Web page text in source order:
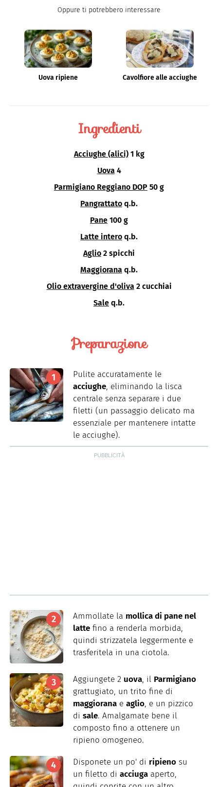
Oppure ti potrebbero interessare
Uova ripiene Cavolfiore alle acciughe
Ingredienti
Acciughe (alici) 1 kg
Uova 4
Parmigiano Reggiano DOP 50 g
Pangrattato q.b.
Pane 100 g
Latte intero q.b.
Aglio 2 spicchi
Maggiorana q.b.
Olio extravergine d'oliva 2 cucchiai
Sale q.b.
Preparazione
Pulite accuratamente le
acciughe, eliminando la lisca
centrale senza separare i due
filetti (un passaggio delicato ma
essenziale per mantenere intatte
le acciughe).
Ammollate la mollica di pane nel
latte fino a renderla morbida,
quindi strizzatela leggermente e
trasferitela in una ciotola.
Aggiungete 2 uova, il Parmigiano
grattugiato, un trito fine di
maggiorana e aglio, e un pizzico
di sale. Amalgamate bene il
composto fino a ottenere un
ripieno omogeneo.
Disponete un po' di ripieno su
un filetto di acciuga aperto,